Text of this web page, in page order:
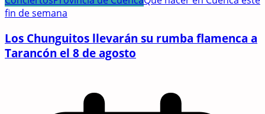
fin de semana
Los Chunguitos llevarán su rumba flamenca a
Tarancón el 8 de agosto